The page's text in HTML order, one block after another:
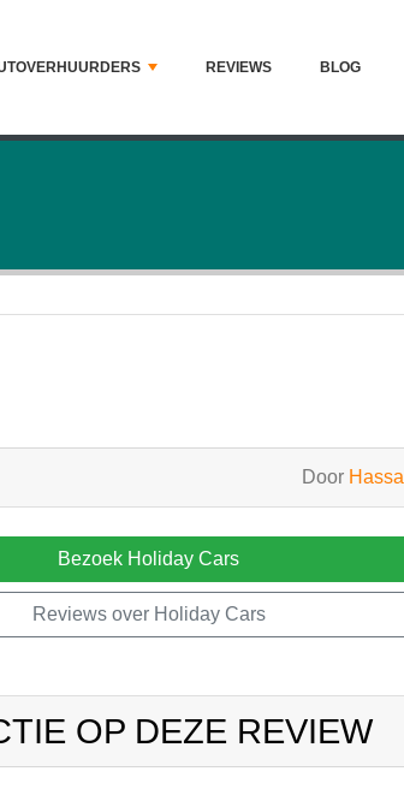
REVIEWS BLOG
Door
Bezoek Holiday Cars
Reviews over Holiday Cars
OP DEZE REVIEW